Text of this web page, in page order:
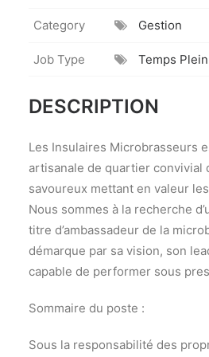
Category Gestion
Job Type Temps Plein
DESCRIPTION
Les Insulaires Microbrasseurs
artisanale de quartier convivial
savoureux mettant en valeur
Nous sommes à la recherche
titre d’ambassadeur de la
démarque par sa vision, son
capable de performer sous
Sommaire du poste :
Sous la responsabilité des